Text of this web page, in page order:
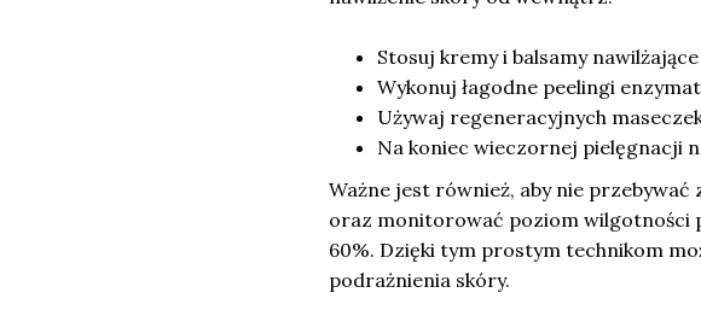
Stosuj kremy i balsamy
Wykonuj łagodne peelingi
Używaj regeneracyjnych
Na koniec wieczornej pielęgnacji
Ważne jest również, aby nie
oraz monitorować poziom wilgotności
60%. Dzięki tym prostym technikom
podrażnienia skóry.